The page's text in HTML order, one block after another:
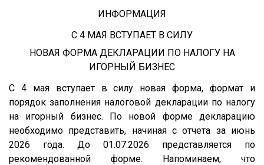
ИНФОРМАЦИЯ
С 4 МАЯ ВСТУПАЕТ В СИЛУ
НОВАЯ ФОРМА ДЕКЛАРАЦИИ ПО НАЛОГУ НА
ИГОРНЫЙ БИЗНЕС
С 4 мая вступает в силу новая форма, формат и
порядок заполнения налоговой декларации по налогу
на игорный бизнес. По новой форме декларацию
необходимо представить, начиная с отчета за июнь
2026 года. До 01.07.2026 представляется по
рекомендованной форме. Напоминаем, что